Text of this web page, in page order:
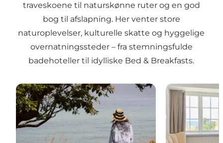
traveskoene til naturskønne ruter og en god
bog til afslapning. Her venter store
naturoplevelser, kulturelle skatte og hyggelige
overnatningssteder – fra stemningsfulde
badehoteller til idylliske Bed & Breakfasts.
Helenekilde Badehotel Historisk